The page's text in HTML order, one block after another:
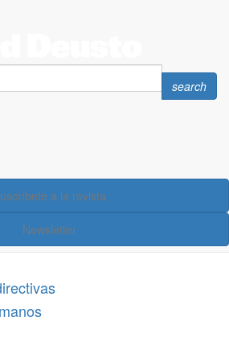
Search
search
a la revista
Newsletter